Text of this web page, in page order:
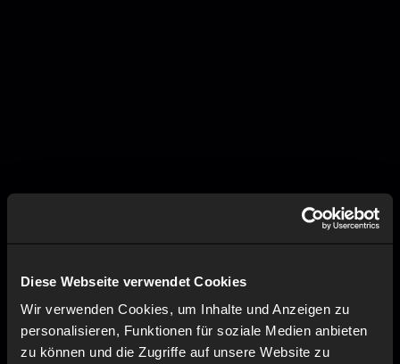
Diese Webseite verwendet Cookies
Wir verwenden Cookies, um Inhalte und Anzeigen zu
personalisieren, Funktionen für soziale Medien anbieten
zu können und die Zugriffe auf unsere Website zu